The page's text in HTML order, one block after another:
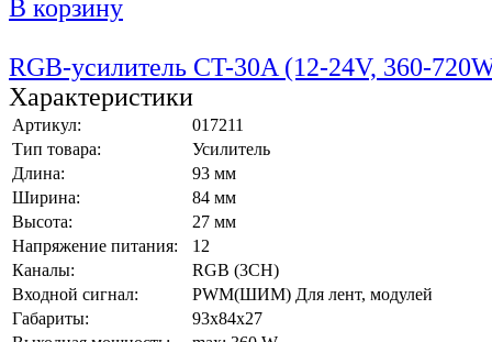
В корзину
RGB-усилитель CT-30A (12-24V, 360-
Характеристики
Артикул:
017211
Тип товара:
Усилитель
Длина:
93 мм
Ширина:
84 мм
Высота:
27 мм
Напряжение питания:
12
Каналы:
RGB (3CH)
Входной сигнал:
PWM(ШИМ) Для лент, модулей
Габариты:
93x84x27